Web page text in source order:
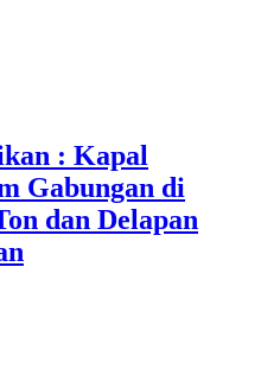
: Kapal
Gabungan di
dan Delapan